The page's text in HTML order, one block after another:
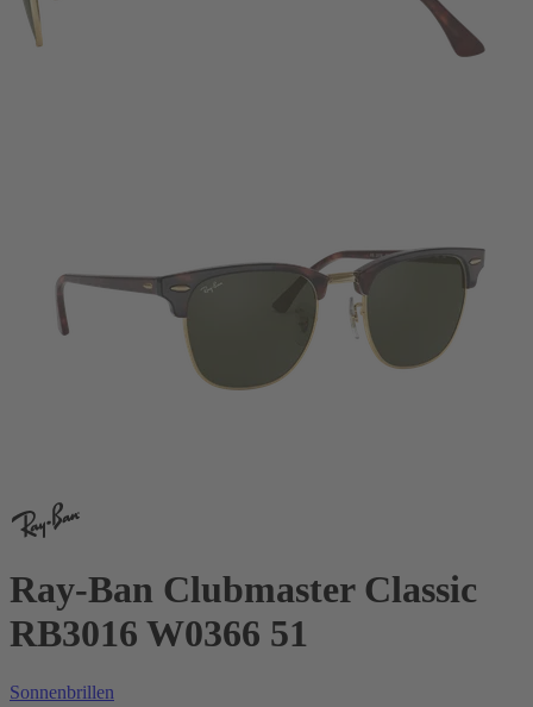
Ray-Ban Clubmaster Classic
RB3016 W0366 51
Sonnenbrillen